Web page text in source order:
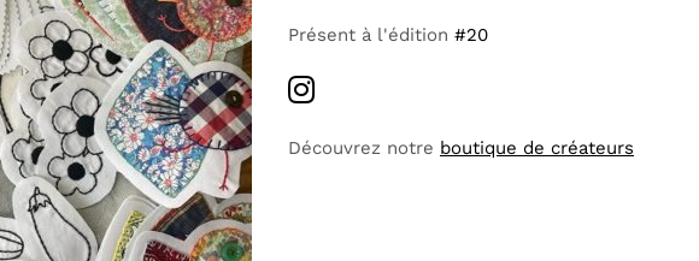
Présent à l'édition #20
Découvrez notre boutique de créateurs